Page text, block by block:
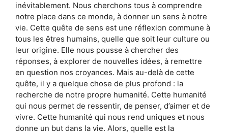
inévitablement. Nous cherchons tous à comprendre
notre place dans ce monde, à donner un sens à notre
vie. Cette quête de sens est une réflexion commune à
tous les êtres humains, quelle que soit leur culture ou
leur origine. Elle nous pousse à chercher des
réponses, à explorer de nouvelles idées, à remettre
en question nos croyances. Mais au-delà de cette
quête, il y a quelque chose de plus profond : la
recherche de notre propre humanité. Cette humanité
qui nous permet de ressentir, de penser, d’aimer et de
vivre. Cette humanité qui nous rend uniques et nous
donne un but dans la vie. Alors, quelle est la